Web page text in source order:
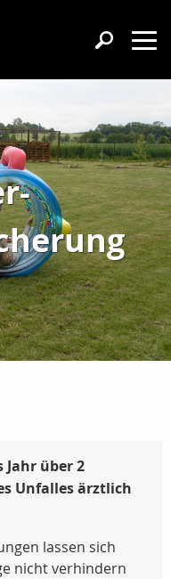
Jahr über 2
Unfalles ärztlich
lassen sich
nicht verhindern